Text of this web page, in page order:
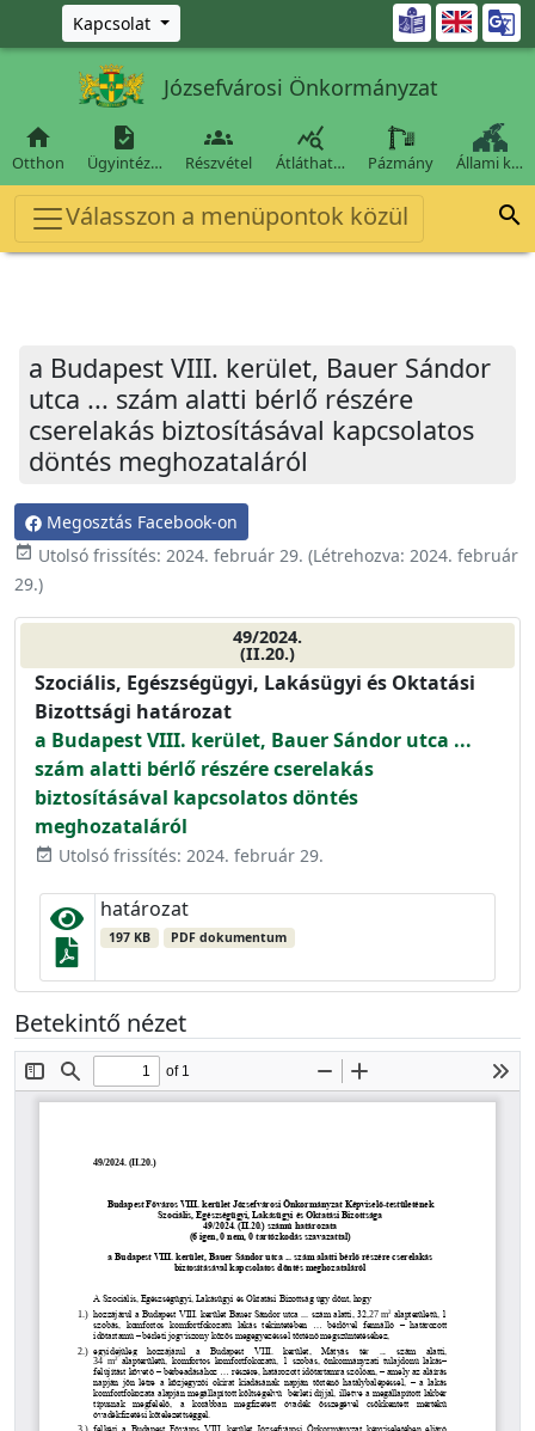
Ugrás a fő tartalomra
Kapcsolat 
Józsefvárosi Önkormányzat

Otthon

Ügyintéz…

Részvétel

Átláthat… Pázmány Állami k…
Válasszon a menüpontok közül 
a Budapest VIII. kerület, Bauer Sándor
utca ... szám alatti bérlő részére
cserelakás biztosításával kapcsolatos
döntés meghozataláról
Megosztás Facebook-on
event_available Utolsó frissítés: 2024. február 29. (Létrehozva: 2024. február
29.)
49/2024.
(II.20.)
Szociális, Egészségügyi, Lakásügyi és Oktatási
Bizottsági határozat
a Budapest VIII. kerület, Bauer Sándor utca ...
szám alatti bérlő részére cserelakás
biztosításával kapcsolatos döntés
meghozataláról
event_available Utolsó frissítés: 2024. február 29.
határozat
197 KB PDF dokumentum
Betekintő nézet